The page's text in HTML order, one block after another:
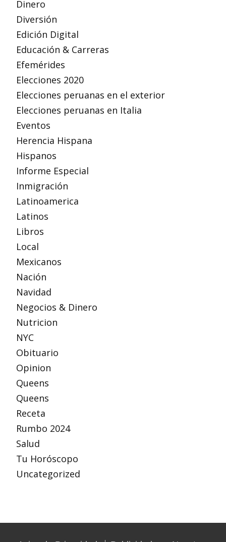
Dinero
Diversión
Edición Digital
Educación & Carreras
Efemérides
Elecciones 2020
Elecciones peruanas en el exterior
Elecciones peruanas en Italia
Eventos
Herencia Hispana
Hispanos
Informe Especial
Inmigración
Latinoamerica
Latinos
Libros
Local
Mexicanos
Nación
Navidad
Negocios & Dinero
Nutricion
NYC
Obituario
Opinion
Queens
Queens
Receta
Rumbo 2024
Salud
Tu Horóscopo
Uncategorized